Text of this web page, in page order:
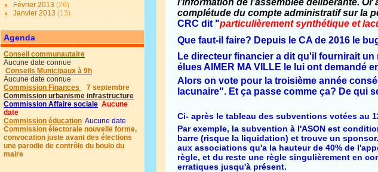
Février 2013(26)
Janvier 2013(13)
Agenda
Conseil communautaire
Aucune date connue
Conseils Municipaux à 9h
Aucune date connue
Commission Finances
7 septembre
Commission urbanisme infrastructure
Commission Affaire sociale Aucune
date
Commission éducation Aucune date
Commission électorale nouvelle forme,
convocation juste avant des élections
une parodie de contrôle du boulo du
maire
l’information de l’assemblée délibérante.
complétude du compte administratif sur la
CRC dit "particulièrementsynthétique et
Que faut-il faire? Depuis le CA de 2016 le
Le directeur financier a dit qu'il fournirait
élues AIMER MA VILLE le lui ont demandé
Alors on vote pour la troisième année
lacunaire". Et ça passe comme ça? De qui
Ci- après le tableau des subventions votées au
Par exemple, la subvention à l'ASON est
barre (risque la liquidation) et trouve un
aux associations qu'a la hauteur de 40% de
règle, et du reste une règle singulièrement en
erratiques jusqu'à présent.